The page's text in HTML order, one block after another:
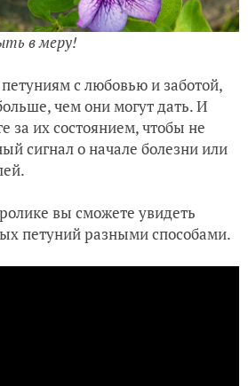
в меру!
с любовью и заботой,
чем они могут дать. И
за их состоянием, чтобы не
сигнал о начале болезни или
вы сможете увидеть
петуний разными способами.